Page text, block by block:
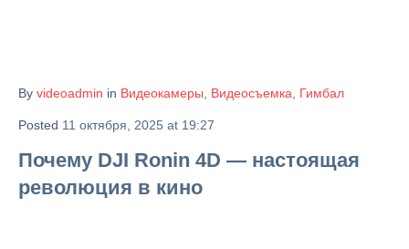
By videoadmin in Видеокамеры Видеосъемка Гимбал
Posted 11 октября, 2025 at 19:27
Почему DJI Ronin 4D — настоящая
революция в кино